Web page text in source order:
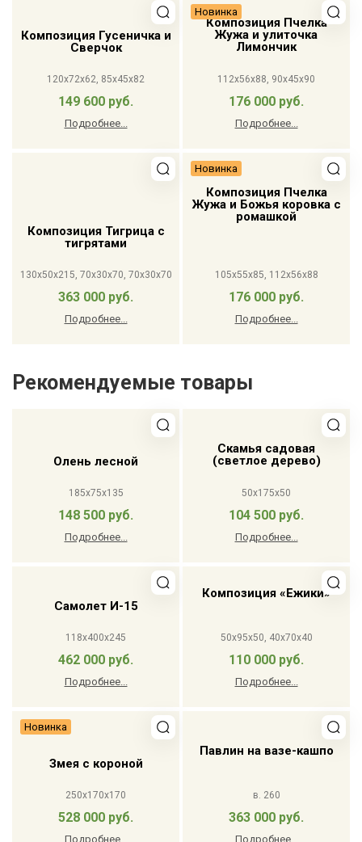
Композиция Гусеничка и
Сверчок
120x72x62, 85x45x82
149 600 руб.
Подробнее...
Новинка
Композиция Пчелка
Жужа и улиточка
Лимончик
112x56x88, 90x45x90
176 000 руб.
Подробнее...
Композиция Тигрица с
тигрятами
130x50x215, 70x30x70, 70x30x70
363 000 руб.
Подробнее...
Новинка
Композиция Пчелка
Жужа и Божья коровка с
ромашкой
105x55x85, 112x56x88
176 000 руб.
Подробнее...
Рекомендуемые товары
Олень лесной
185x75x135
148 500 руб.
Подробнее...
Скамья садовая
(светлое дерево)
50x175x50
104 500 руб.
Подробнее...
Самолет И-15
118x400x245
462 000 руб.
Подробнее...
Композиция «Ежики»
50x95x50, 40x70x40
110 000 руб.
Подробнее...
Новинка
Змея с короной
250x170x170
528 000 руб.
Подробнее...
Павлин на вазе-кашпо
в. 260
363 000 руб.
Подробнее...